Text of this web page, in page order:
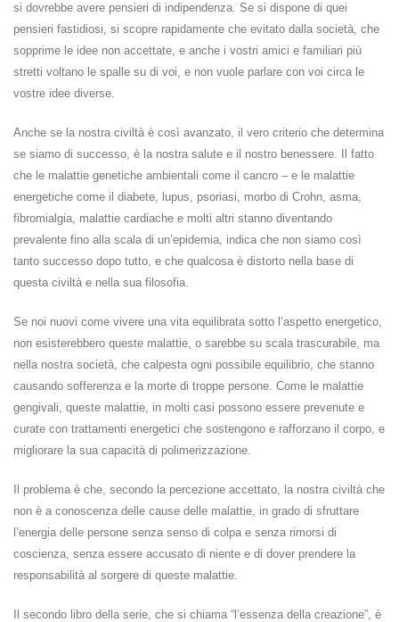
si dovrebbe avere pensieri di indipendenza. Se si dispone di quei
pensieri fastidiosi, si scopre rapidamente che evitato dalla società, che
sopprime le idee non accettate, e anche i vostri amici e familiari più
stretti voltano le spalle su di voi, e non vuole parlare con voi circa le
vostre idee diverse.
Anche se la nostra civiltà è così avanzato, il vero criterio che determina
se siamo di successo, è la nostra salute e il nostro benessere.
Il fatto
che le malattie genetiche ambientali come il cancro – e le malattie
energetiche come il diabete, lupus, psoriasi, morbo di Crohn, asma,
fibromialgia, malattie cardiache e molti altri stanno diventando
prevalente fino alla scala di un’epidemia, indica che non siamo così
tanto successo dopo tutto, e che qualcosa è distorto nella base di
questa civiltà e nella sua filosofia.
Se noi nuovi come vivere una vita equilibrata sotto l’aspetto energetico,
non esisterebbero queste malattie, o sarebbe su scala trascurabile, ma
nella nostra società, che calpesta ogni possibile equilibrio, che stanno
causando sofferenza e la morte di troppe persone. Come le malattie
gengivali, queste malattie, in molti casi possono essere prevenute e
curate con trattamenti energetici che sostengono e rafforzano il corpo, e
migliorare la sua capacità di polimerizzazione.
Il problema è che, secondo la percezione accettato, la nostra civiltà che
non è a conoscenza delle cause delle malattie, in grado di sfruttare
l’energia delle persone senza senso di colpa e senza rimorsi di
coscienza, senza essere accusato di niente e di dover prendere la
responsabilità al sorgere di queste malattie.
Il secondo libro della serie, che si chiama “l’essenza della creazione”, è